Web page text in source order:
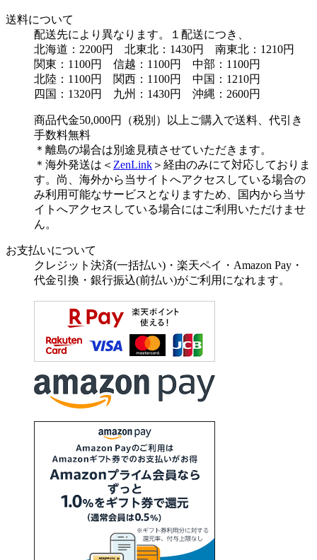
送料について
配送先により異なります。１配送につき、
北海道：2200円 北東北：1430円 南東北：1210円
関東：1100円 信越：1100円 中部：1100円
北陸：1100円 関西：1100円 中国：1210円
四国：1320円 九州：1430円 沖縄：2600円
商品代金50,000円（税別）以上ご購入で送料、代引き
手数料無料
＊離島の場合は別途見積させていただきます。
＊海外発送は＜ ZenLink ＞経由のみにて対応しておりま
す。尚、海外から当サイトへアクセスしている場合の
み利用可能なサービスとなりますため、国内から当サ
イトへアクセスしている場合にはご利用いただけませ
ん。
お支払いについて
クレジット決済(一括払い)・楽天ペイ・Amazon Pay・
代金引換・銀行振込(前払い)がご利用になれます。